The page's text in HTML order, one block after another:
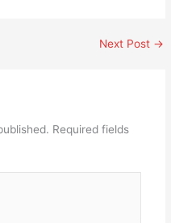
Next Post →
Required fields